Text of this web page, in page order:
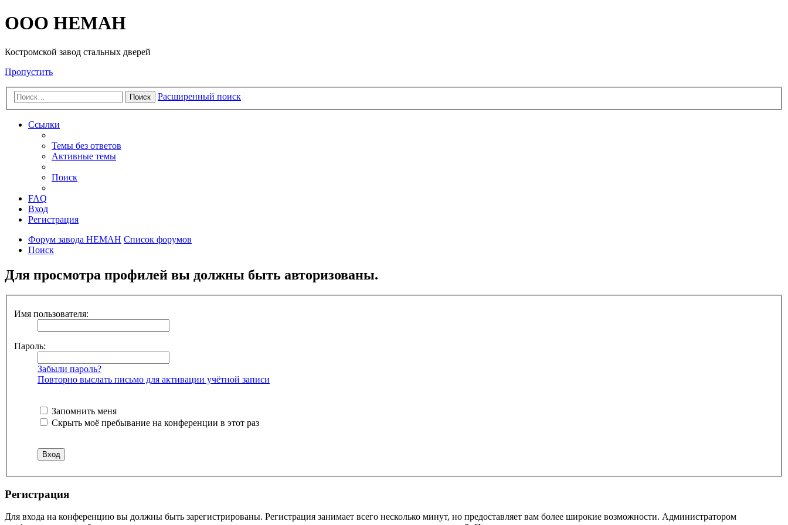
OOO HEMAH
Костромской завод стальных дверей
Пропустить
Поиск Расширенный поиск
Ссылки
Темы без ответов
Активные темы
Поиск
FAQ
Вход
Регистрация
Форум завода НЕМАН Список форумов
Поиск
Для просмотра профилей вы должны быть авторизованы.
Имя пользователя:
Пароль:
Забыли пароль?
Повторно выслать письмо для активации учётной записи
Запомнить меня
Скрыть моё пребывание на конференции в этот раз
Регистрация
Для входа на конференцию вы должны быть зарегистрированы. Регистрация занимает всего несколько минут, но предоставляет вам более широкие возможности. Администратором